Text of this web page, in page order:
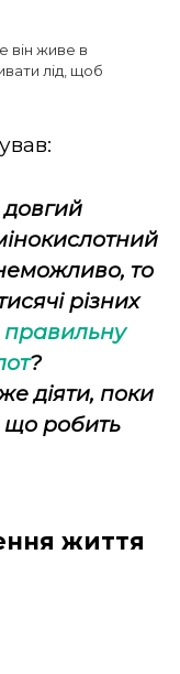
він живе в
лід, щоб
то
різних
правильну
?
діяти, поки
що робить
життя